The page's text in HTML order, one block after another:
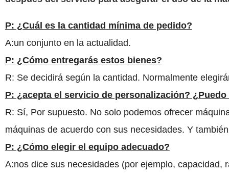
P: ¿Cuál es la cantidad mínima de pedido?
A:un conjunto en la actualidad.
P: ¿Cómo entregarás estos bienes?
R: Se decidirá según la cantidad. Normalmente
P: ¿acepta el servicio de personalización?
R: Sí, Por supuesto. No solo podemos ofrecer
máquinas de acuerdo con sus necesidades. Y
P: ¿Cómo elegir el equipo adecuado?
A:nos dice sus necesidades (por ejemplo,